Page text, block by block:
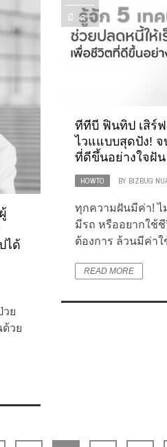
มี.ค.
ทีทีบี ฟินทิป เสิร์
ไวแแบบสุดปัง! จ
ที่ดีขึ้นอย่างใจฝัน
HOWTO BY BIZBUG
ทุกความฝันมีค่า! ไ
มีรถ หรืออยากใช้
ต้องการ ล้วนมีค่า
READ MORE
ได้
วย
ด้วย